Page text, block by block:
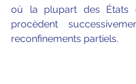
où la plupart des États
procèdent
reconfinements partiels.